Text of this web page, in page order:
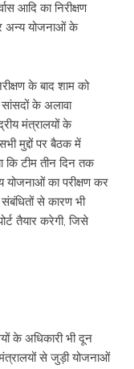
आदि का निरीक्षण
अन्य योजनाओं के
के बाद शाम को
के अलावा
मंत्रालयों के
मुद्दों पर बैठक में
कि टीम तीन दिन तक
योजनाओं का परीक्षण कर
से कारण भी
तैयार करेगी, जिसे
के अधिकारी भी दून
से जुड़ी योजनाओं